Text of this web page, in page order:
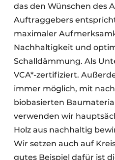
das den Wünschen des
Auftraggebers
maximaler
Nachhaltigkeit und
Schalldämmung. Als
VCA*-zertifiziert.
immer möglich, mit
biobasierten
verwenden wir
Holz aus nachhaltig
Wir setzen auch auf
gutes Beispiel dafür ist